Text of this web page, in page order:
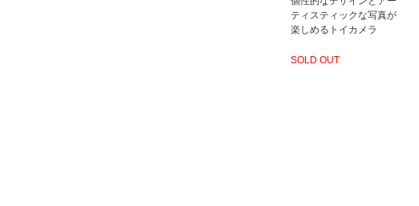
ティスティックな写真が
楽しめるトイカメラ
SOLD OUT